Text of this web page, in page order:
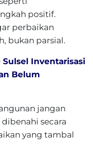
positif.
perbaikan
bukan parsial.
Sulsel Inventarisasi
Belum
jangan
secara
yang tambal